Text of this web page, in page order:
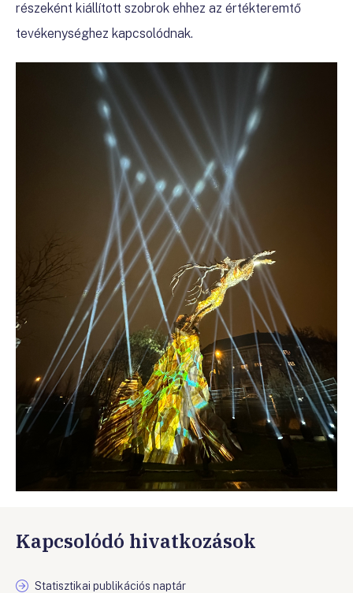
részeként kiállított szobrok ehhez az értékteremtő
tevékenységhez kapcsolódnak.
Kapcsolódó hivatkozások
Statisztikai publikációs naptár